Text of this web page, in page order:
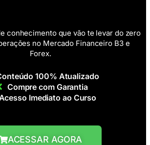
conhecimento que vão te levar do zero
no Mercado Financeiro B3 e
Forex.
100% Atualizado
Compre com Garantia
Imediato ao Curso
ACESSAR AGORA